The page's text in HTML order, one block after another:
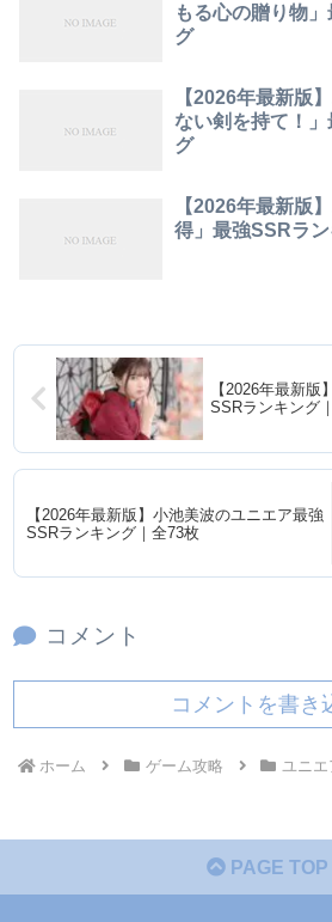
もる心の贈り物
グ
【2026年最新版
ない剣を持て！
グ
【2026年最新版
得」最強SSRラ
【2026年最新
SSRランキング
【2026年最新版】小池美波のユニエア最強
SSRランキング｜全73枚
コメント
コメントを書き
ホーム ゲーム攻略 ユニエ
PAGE TOP